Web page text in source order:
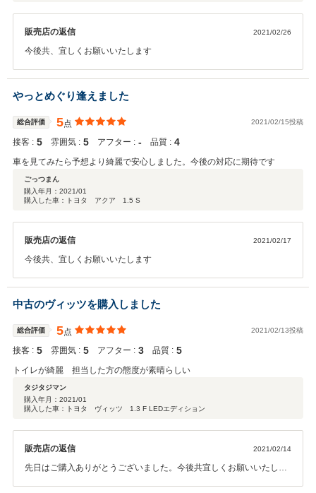
販売店の返信 2021/02/26
今後共、宜しくお願いいたします
やっとめぐり逢えました
総合評価 5点 2021/02/15投稿
接客 : 5 雰囲気 : 5 アフター : ‐ 品質 : 4
車を見てみたら予想より綺麗で安心しました。今後の対応に期待です
ごっつまん
購入年月： 2021/01
購入した車：トヨタ アクア 1.5 S
販売店の返信 2021/02/17
今後共、宜しくお願いいたします
中古のヴィッツを購入しました
総合評価 5点 2021/02/13投稿
接客 : 5 雰囲気 : 5 アフター : 3 品質 : 5
トイレが綺麗 担当した方の態度が素晴らしい
タジタジマン
購入年月： 2021/01
購入した車：トヨタ ヴィッツ 1.3 F LEDエディション
販売店の返信 2021/02/14
先日はご購入ありがとうございました。今後共宜しくお願いいたしま